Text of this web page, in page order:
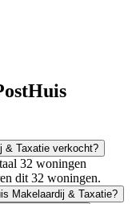
& Taxatie verkocht?
32 woningen
dit 32 woningen.
Makelaardij & Taxatie?